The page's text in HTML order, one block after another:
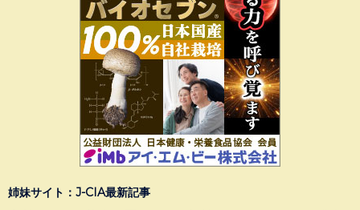
姉妹サイト：J-CIA最新記事